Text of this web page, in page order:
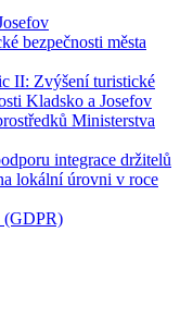
bezpečnosti města
II: Zvýšení turistické
Kladsko a Josefov
Ministerstva
integrace držitelů
lokální úrovni v roce
(GDPR)